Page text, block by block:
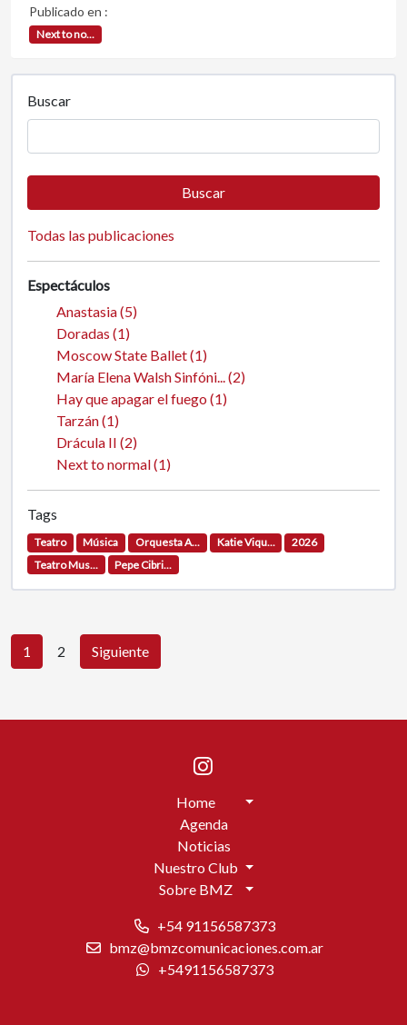
Publicado en :
Next to no...
Buscar
Buscar
Todas las publicaciones
Anastasia (5)
Doradas (1)
Moscow State Ballet (1)
María Elena Walsh Sinfóni... (2)
Hay que apagar el fuego (1)
Tarzán (1)
Drácula II (2)
Next to normal (1)
Tags
Teatro Música Orquesta A... Katie Viqu...
2026
Teatro Mus...
Pepe Cibri...
1 2 Siguiente
Home
Agenda
Noticias
Nuestro Club
Sobre BMZ
+54 91156587373
bmz@bmzcomunicaciones.com.ar
+5491156587373